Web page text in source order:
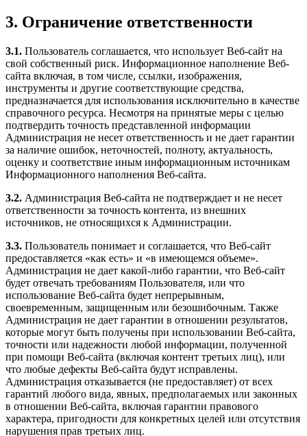
3. Ограничение ответственности
3.1. Пользователь соглашается, что использует Веб-сайт на
свой собственный риск. Информационное наполнение Веб-
сайта включая, в том числе, ссылки, изображения,
инструменты и другие соответствующие средства,
предназначается для использования исключительно в качестве
справочного ресурса. Несмотря на принятые меры с целью
подтвердить точность представленной информации
Администрация не несет ответственность и не дает гарантии
за наличие ошибок, неточностей, полноту, актуальность,
оценку и соответствие иным информационным источникам
Информационного наполнения Веб-сайта.
3.2. Администрация Веб-сайта не подтверждает и не несет
ответственности за точность контента, из внешних
источников, не относящихся к Администрации.
3.3. Пользователь понимает и соглашается, что Веб-сайт
предоставляется «как есть» и «в имеющемся объеме».
Администрация не дает какой-либо гарантии, что Веб-сайт
будет отвечать требованиям Пользователя, или что
использование Веб-сайта будет непрерывным,
своевременным, защищенным или безошибочным. Также
Администрация не дает гарантии в отношении результатов,
которые могут быть получены при использовании Веб-сайта,
точности или надежности любой информации, полученной
при помощи Веб-сайта (включая контент третьих лиц), или
что любые дефекты Веб-сайта будут исправлены.
Администрация отказывается (не предоставляет) от всех
гарантий любого вида, явных, предполагаемых или законных
в отношении Веб-сайта, включая гарантии правового
характера, пригодности для конкретных целей или отсутствия
нарушения прав третьих лиц.